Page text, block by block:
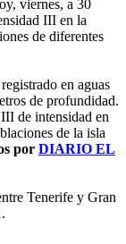
viernes, a 30
III en la
de diferentes
en aguas
de profundidad.
de intensidad en
de la isla
por DIARIO EL
Tenerife y Gran